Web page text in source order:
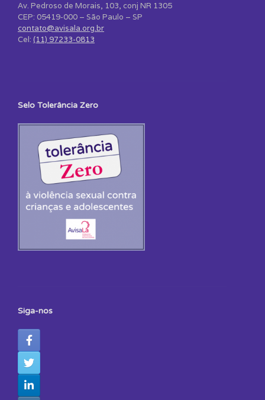
Av. Pedroso de Morais, 103, conj NR 1305
CEP: 05419-000 – São Paulo – SP
contato@avisala.org.br
Cel: (11) 97233-0813
Selo Tolerância Zero
Siga-nos